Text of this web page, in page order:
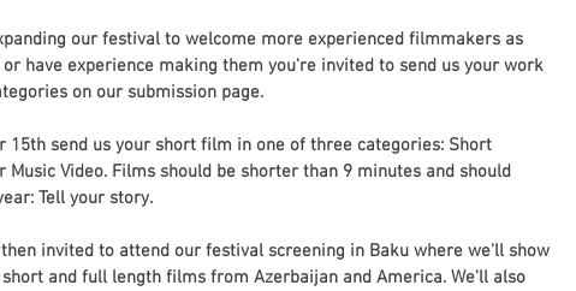
our festival to welcome more experienced filmmakers as
have experience making them you're invited to send us your work
on our submission page.
15th send us your short film in one of three categories: Short
Music Video. Films should be shorter than 9 minutes and should
Tell your story.
invited to attend our festival screening in Baku where we'll show
and full length films from Azerbaijan and America. We'll also